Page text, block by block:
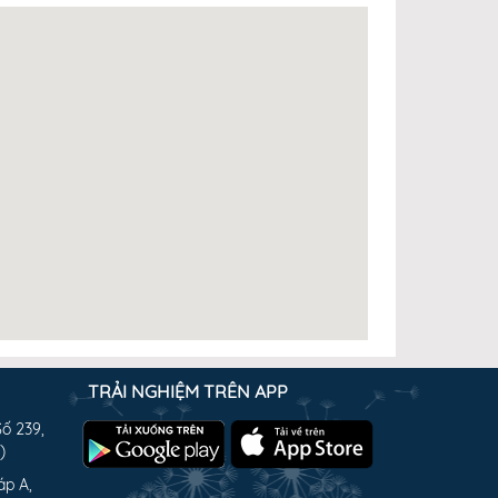
239,
A,
TRẢI NGHIỆM TRÊN APP